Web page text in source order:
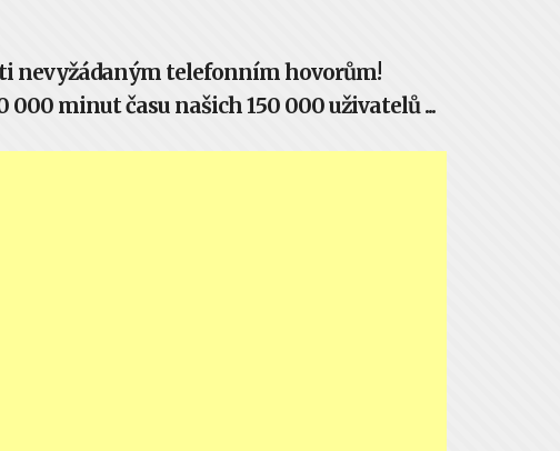
nevyžádaným telefonním hovorům!
000 minut času našich 150 000 uživatelů ...